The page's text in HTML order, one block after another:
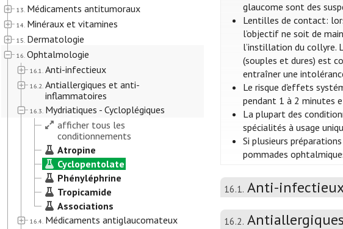
13. Médicaments antitumoraux
14. Minéraux et vitamines
15. Dermatologie
16. Ophtalmologie
16.1. Anti-infectieux
16.2. Antiallergiques et anti-
inflammatoires
16.3. Mydriatiques - Cycloplégiques
afficher tous les
conditionnements
Atropine
Cyclopentolate
Phényléphrine
Tropicamide
Associations
16.4. Médicaments antiglaucomateux
glaucome sont des
Lentilles de contact:
l’objectif ne soit de
l’instillation du collyre.
(souples et dures) est
entraîner une
Le risque d'effets
pendant 1 à 2 minutes
La plupart des
spécialités à usage
Si plusieurs
pommades
16.1. Anti-
16.2.